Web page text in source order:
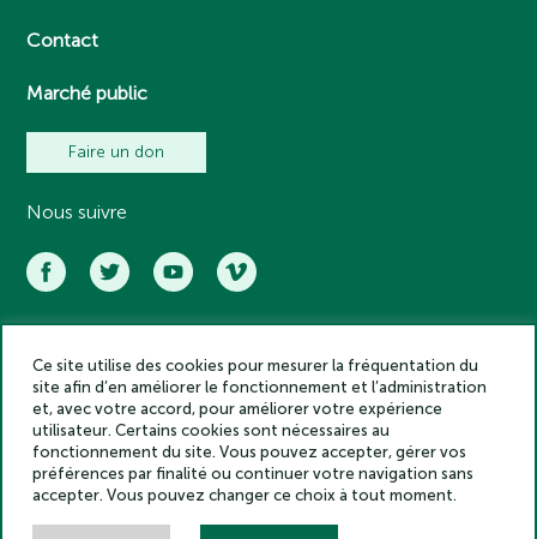
Contact
Marché public
Faire un don
Nous suivre
Académie des inscriptions et belles lettres – Tous droits réservés
2025
Politique de confidentialité
Mentions légales
Crédits
Gestion des cookies
Ce site utilise des cookies pour mesurer la fréquentation du
site afin d’en améliorer le fonctionnement et l’administration
et, avec votre accord, pour améliorer votre expérience
utilisateur. Certains cookies sont nécessaires au
fonctionnement du site. Vous pouvez accepter, gérer vos
préférences par finalité ou continuer votre navigation sans
accepter. Vous pouvez changer ce choix à tout moment.